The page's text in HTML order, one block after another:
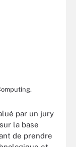
par un jury
la base
de prendre